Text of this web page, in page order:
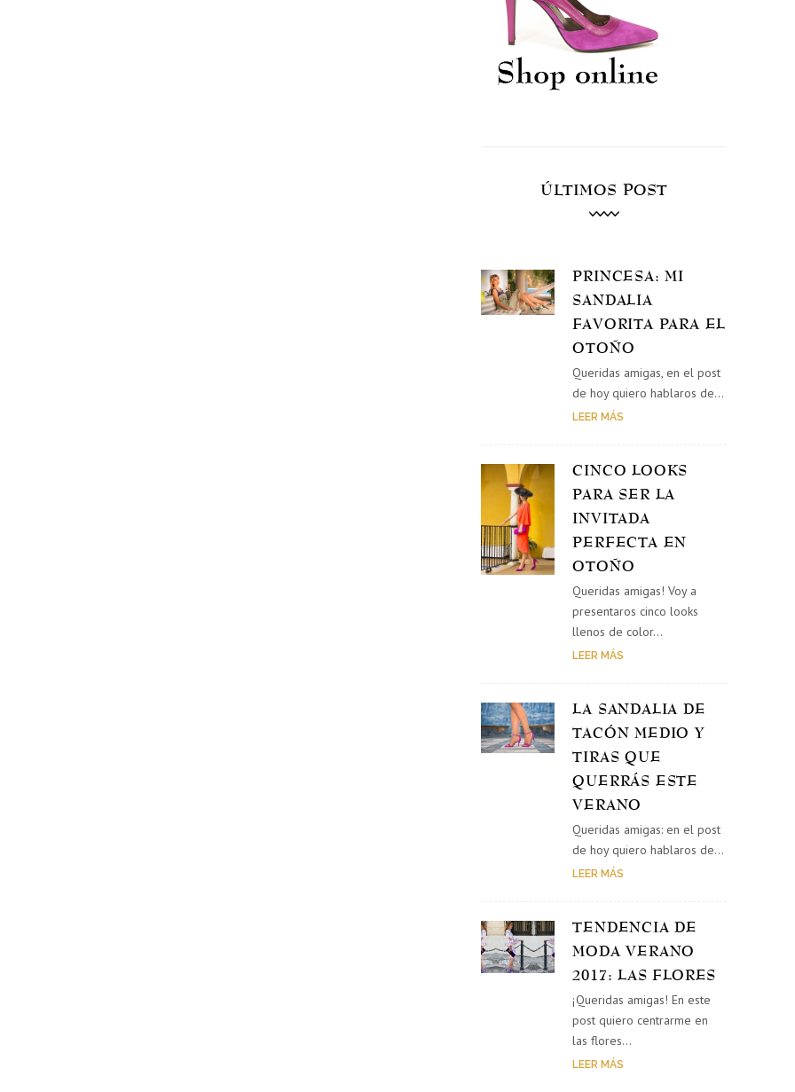
ÚLTIMOS POST
PRINCESA: MI
SANDALIA
FAVORITA PARA EL
OTOÑO
Queridas amigas, en el post
de hoy quiero hablaros de…
LEER MÁS
CINCO LOOKS
PARA SER LA
INVITADA
PERFECTA EN
OTOÑO
Queridas amigas! Voy a
presentaros cinco looks
llenos de color…
LEER MÁS
LA SANDALIA DE
TACÓN MEDIO Y
TIRAS QUE
QUERRÁS ESTE
VERANO
Queridas amigas: en el post
de hoy quiero hablaros de…
LEER MÁS
TENDENCIA DE
MODA VERANO
2017: LAS FLORES
¡Queridas amigas! En este
post quiero centrarme en
las flores…
LEER MÁS